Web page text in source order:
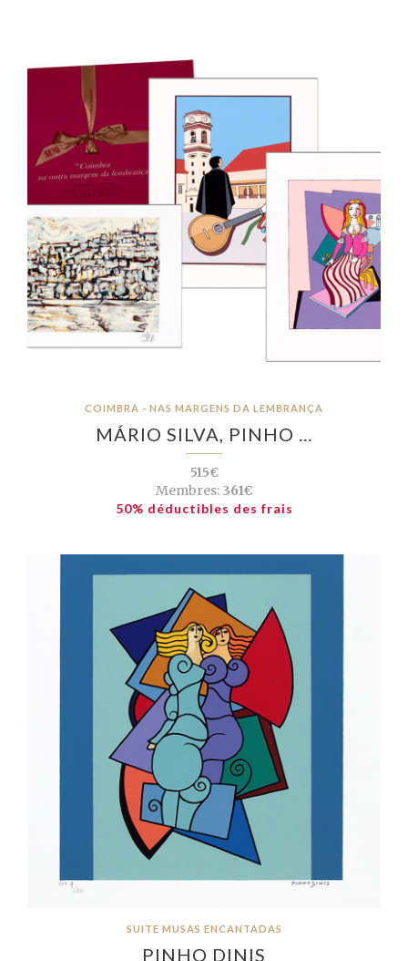
COIMBRA - NAS MARGENS DA LEMBRANÇA
MÁRIO SILVA, PINHO …
515€
Membres:361€
50% déductibles des frais
SUITE MUSAS ENCANTADAS
PINHO DINIS